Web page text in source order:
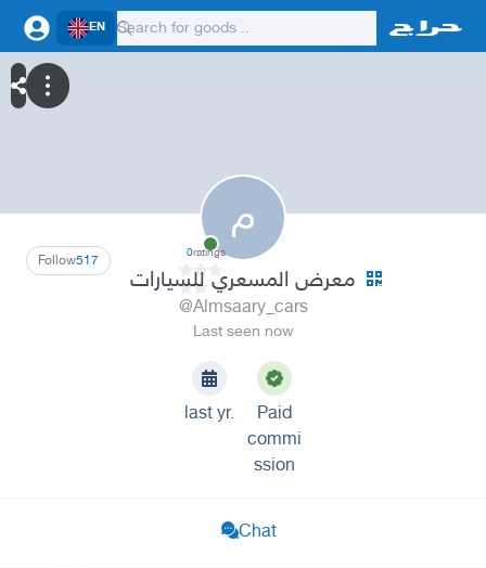
EN
م
517
Follow 0ratings
معرض المسعري للسيارات
@Almsaary_cars
Last seen now
last yr.
Paid
commi
ssion
Chat